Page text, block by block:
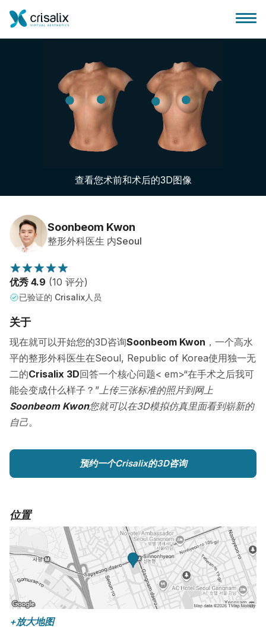
外科医生之家
客户评价
查看您术前和术后的3D图像
Soonbeom Kwon
整形外科医生 内Seoul
优秀 4.9 (10 评分)
已验证的 Crisalix人员
关于
现在就可以开始您的3D咨询Soonbeom Kwon ，一个高水
平的整形外科医生在Seoul, Republic of Korea使用独一无
二的Crisalix 3D回答一个核心问题< em>“在手术之后我可
能会变成什么样子？” 上传三张标准的照片到网上
Soonbeom Kwon您就可以在3D模拟仿真里面看到崭新的
自己。
预约一个Crisalix的3D咨询
位置
+放大地图